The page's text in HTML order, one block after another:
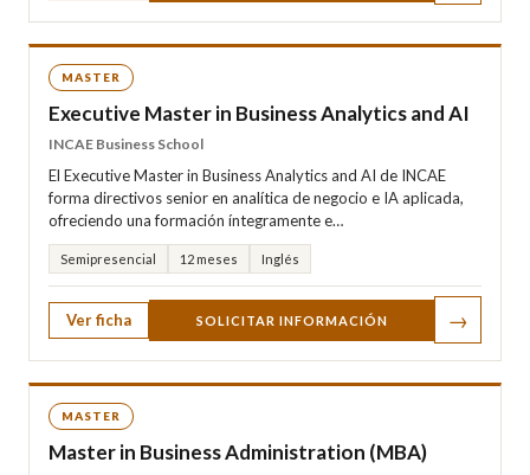
MASTER
Executive Master in Business Analytics and AI
INCAE Business School
El Executive Master in Business Analytics and AI de INCAE
forma directivos senior en analítica de negocio e IA aplicada,
ofreciendo una formación íntegramente e…
Semipresencial 12 meses Inglés
Ver ficha SOLICITAR INFORMACIÓN →
MASTER
Master in Business Administration (MBA)